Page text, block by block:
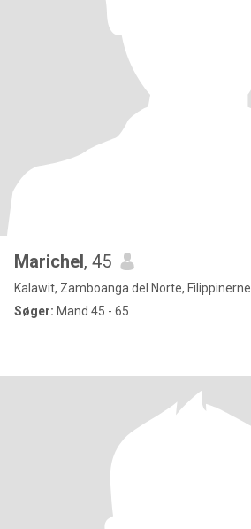
Marichel, 45
Kalawit, Zamboanga del Norte, Filippinerne
Søger: Mand 45 - 65